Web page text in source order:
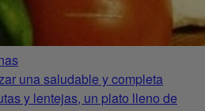
una saludable y completa
y lentejas, un plato lleno de